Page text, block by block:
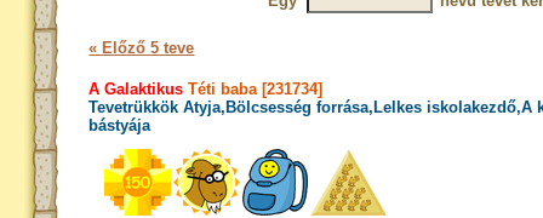
« Előző 5 teve
A Galaktikus Téti baba [231734]
Tevetrükkök Atyja,Bölcsesség forrása,Lelkes iskolakezdő,A
bástyája